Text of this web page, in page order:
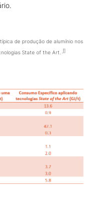
de produção de alumínio nos
State of the Art.